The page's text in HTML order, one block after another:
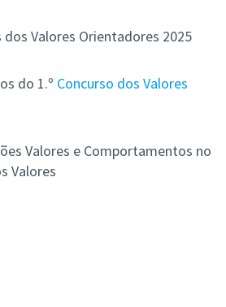
Valores Orientadores 2025
do 1.º Concurso dos Valores
Valores e Comportamentos no
Valores